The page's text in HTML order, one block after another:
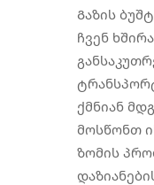
Გაზის
ჩვენ
ქმნიან
მოსწონთ
ზომის